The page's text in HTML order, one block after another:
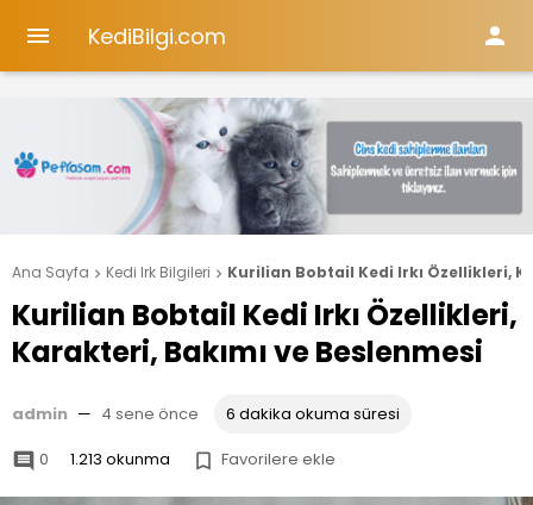
 KediBilgi.com 
Ana Sayfa  Kedi Irk Bilgileri  Kurilian Bobtail Kedi Irkı Özellikleri,
Kurilian Bobtail Kedi Irkı Özellikleri,
Karakteri, Bakımı ve Beslenmesi
admin — 4 sene önce 6 dakika okuma süresi
 0 1.213 okunma  Favorilere ekle